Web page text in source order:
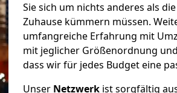
Sie sich um nichts anderes als
Zuhause kümmern müssen.
umfangreiche Erfahrung mit
mit jeglicher Größenordnung
dass wir für jedes Budget eine
Unser Netzwerk ist sorgfältig